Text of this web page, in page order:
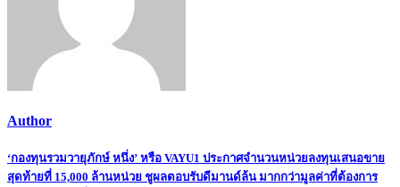
Author
Post
‘กองทุนรวมวายุภักษ์ หนึ่ง’ หรือ VAYU1 ประกาศจำนวนหน่วยลงทุนเสนอขาย
สุดท้ายที่ 15,000 ล้านหน่วย ชูผลตอบรับดีมานด์ล้น มากกว่ามูลค่าที่ต้องการ